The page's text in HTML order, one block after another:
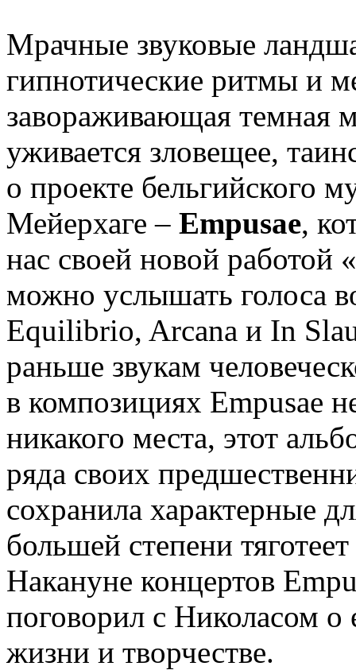
Мрачные звуковые
гипнотические ритмы и
завораживающая темная
уживается зловещее,
о проекте бельгийского
Мейерхаге – Empusae,
нас своей новой работой
можно услышать голоса
Equilibrio, Arcana и In
раньше звукам
в композициях Empusae
никакого места, этот
ряда своих
сохранила характерные
большей степени
Накануне концертов
поговорил с Николасом о
жизни и творчестве.